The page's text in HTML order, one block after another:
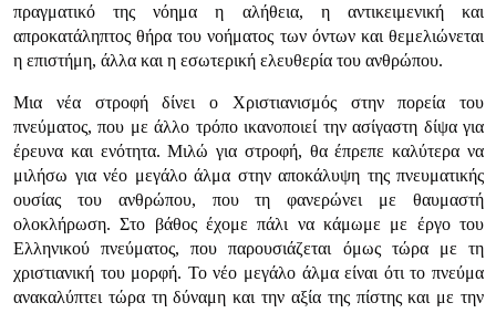
πραγματικό της νόημα η αλήθεια, η αντικειμενική και
απροκατάληπτος θήρα του νοήματος των όντων και θεμελιώνεται
η επιστήμη, άλλα και η εσωτερική ελευθερία του ανθρώπου.
Μια νέα στροφή δίνει ο Χριστιανισμός στην πορεία του
πνεύματος, που με άλλο τρόπο ικανοποιεί την ασίγαστη δίψα για
έρευνα και ενότητα. Μιλώ για στροφή, θα έπρεπε καλύτερα να
μιλήσω για νέο μεγάλο άλμα στην αποκάλυψη της πνευματικής
ουσίας του ανθρώπου, που τη φανερώνει με θαυμαστή
ολοκλήρωση. Στο βάθος έχομε πάλι να κάμωμε με έργο του
Ελληνικού πνεύματος, που παρουσιάζεται όμως τώρα με τη
χριστιανική του μορφή. Το νέο μεγάλο άλμα είναι ότι το πνεύμα
ανακαλύπτει τώρα τη δύναμη και την αξία της πίστης και με την